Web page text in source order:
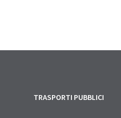
TRASPORTI PUBBLICI